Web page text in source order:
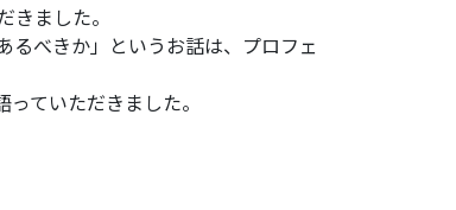
ました。
べきか」というお話は、プロフェ
ていただきました。